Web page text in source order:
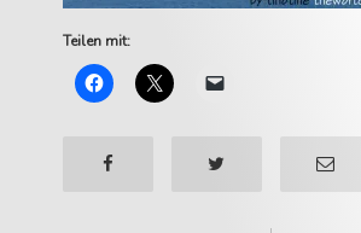
Teilen mit: